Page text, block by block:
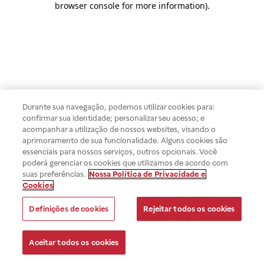
browser console for more information).
Durante sua navegação, podemos utilizar cookies para:
confirmar sua identidade; personalizar seu acesso; e
acompanhar a utilização de nossos websites, visando o
aprimoramento de sua funcionalidade. Alguns cookies são
essenciais para nossos serviços, outros opcionais. Você
poderá gerenciar os cookies que utilizamos de acordo com
suas preferências. Nossa Política de Privacidade e
Cookies
Definições de cookies Rejeitar todos os cookies
Aceitar todos os cookies